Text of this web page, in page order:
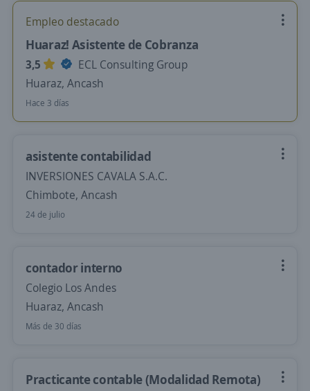
Empleo destacado
Huaraz! Asistente de Cobranza
3,5
ECL Consulting Group
Huaraz, Ancash
Hace 3 días
asistente contabilidad
INVERSIONES CAVALA S.A.C.
Chimbote, Ancash
24 de julio
contador interno
Colegio Los Andes
Huaraz, Ancash
Más de 30 días
Practicante contable (Modalidad Remota)